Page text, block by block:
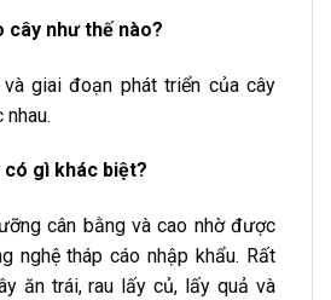
cây như thế nào?
giai đoạn phát triển của cây
có gì khác biệt?
cân bằng và cao nhờ được
nghệ tháp cáo nhập khẩu. Rất
ăn trái, rau lấy củ, lấy quả và